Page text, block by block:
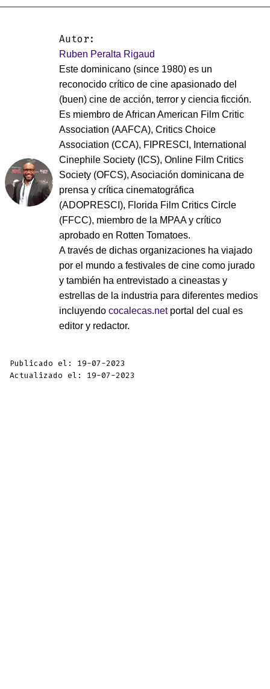
Autor:
Ruben Peralta Rigaud
Este dominicano (since 1980) es un
reconocido crítico de cine apasionado del
(buen) cine de acción, terror y ciencia ficción.
Es miembro de African American Film Critic
Association (AAFCA), Critics Choice
Association (CCA), FIPRESCI, International
Cinephile Society (ICS), Online Film Critics
Society (OFCS), Asociación dominicana de
prensa y crítica cinematográfica
(ADOPRESCI), Florida Film Critics Circle
(FFCC), miembro de la MPAA y crítico
aprobado en Rotten Tomatoes.
A través de dichas organizaciones ha viajado
por el mundo a festivales de cine como jurado
y también ha entrevistado a cineastas y
estrellas de la industria para diferentes medios
incluyendo cocalecas.netportal del cual es
editor y redactor.
Publicado el: 19-07-2023
Actualizado el: 19-07-2023